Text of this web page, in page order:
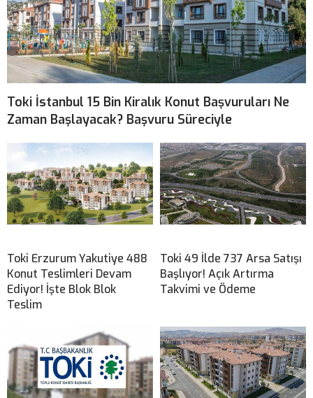
Toki İstanbul 15 Bin Kiralık Konut Başvuruları Ne
Zaman Başlayacak? Başvuru Süreciyle
Toki Erzurum Yakutiye 488
Konut Teslimleri Devam
Ediyor! İşte Blok Blok
Teslim
Toki 49 İlde 737 Arsa Satışı
Başlıyor! Açık Artırma
Takvimi ve Ödeme